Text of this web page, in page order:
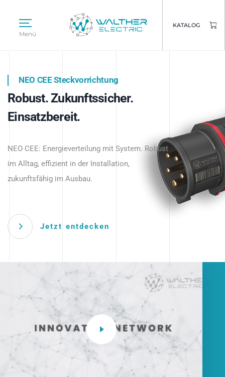
Menü
KATALOG
Intelligente Stromverteilung
beginnt hier.
NEO CEE Steckvorrichtung
Robust. Zukunftssicher.
Einsatzbereit.
NEO CEE: Energieverteilung mit System. Robust
im Alltag, effizient in der Installation,
zukunftsfähig im Ausbau.
Jetzt entdecken
Intelligenz trifft Energie.
Anwendungen – robust, IP-geschützt und
zukunftsfähig.